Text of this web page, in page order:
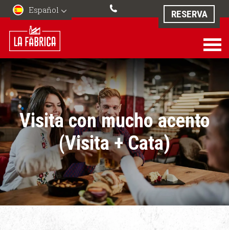
Español RESERVA
Visita con mucho acento
(Visita + Cata)